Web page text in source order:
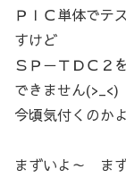
ＰＩＣ単体でテ
すけど
ＳＰ－ＴＤＣ２
できません(>_<)
今頃気付くのか
まずいよ～ ま